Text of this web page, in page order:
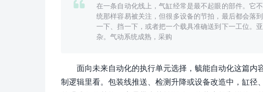
在一条自动化线上，气缸经常是最不起眼的部件。它
统那样容易被关注，但很多设备的节拍，最后都会落
一下、挡一下，或者把一个载具准确送到下一工位。
杂。气动系统成熟，采购
面向未来自动化的执行单元选择，毓能自动化这篇
制逻辑里看。包装线推送、检测升降或设备改造中，缸